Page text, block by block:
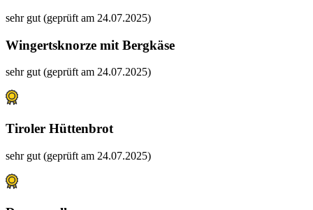
sehr gut (geprüft am 24.07.2025)
Wingertsknorze mit Bergkäse
sehr gut (geprüft am 24.07.2025)
Tiroler Hüttenbrot
sehr gut (geprüft am 24.07.2025)